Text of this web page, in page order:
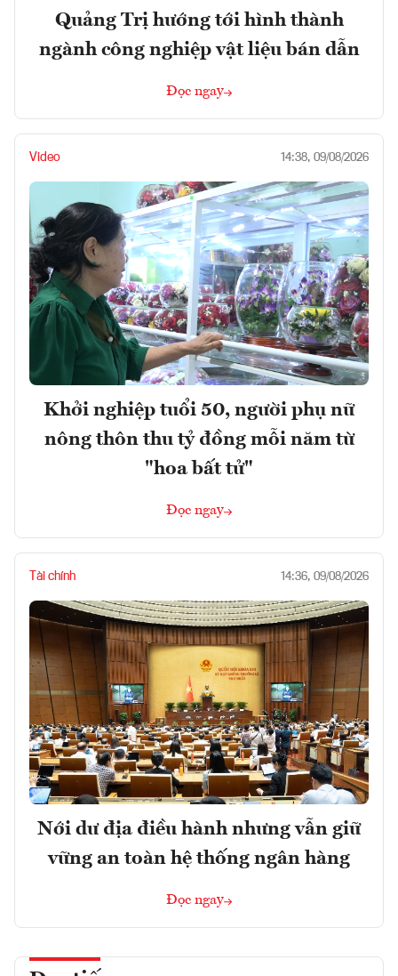
Quảng Trị hướng tới hình thành
ngành công nghiệp vật liệu bán dẫn
Đọc ngay
Video 14:38, 09/08/2026
Khởi nghiệp tuổi 50, người phụ nữ
nông thôn thu tỷ đồng mỗi năm từ
"hoa bất tử"
Đọc ngay
Tài chính 14:36, 09/08/2026
Nới dư địa điều hành nhưng vẫn giữ
vững an toàn hệ thống ngân hàng
Đọc ngay